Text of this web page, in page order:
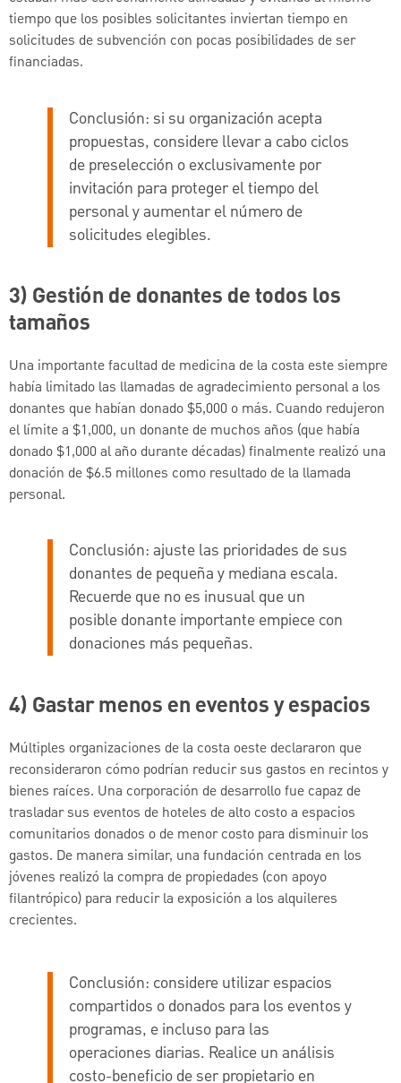
tiempo que los posibles solicitantes inviertan tiempo en
solicitudes de subvención con pocas posibilidades de ser
financiadas.
Conclusión: si su organización acepta
propuestas, considere llevar a cabo ciclos
de preselección o exclusivamente por
invitación para proteger el tiempo del
personal y aumentar el número de
solicitudes elegibles.
3) Gestión de donantes de todos los
tamaños
Una importante facultad de medicina de la costa este siempre
había limitado las llamadas de agradecimiento personal a los
donantes que habían donado $5,000 o más. Cuando redujeron
el límite a $1,000, un donante de muchos años (que había
donado $1,000 al año durante décadas) finalmente realizó una
donación de $6.5 millones como resultado de la llamada
personal.
Conclusión: ajuste las prioridades de sus
donantes de pequeña y mediana escala.
Recuerde que no es inusual que un
posible donante importante empiece con
donaciones más pequeñas.
4) Gastar menos en eventos y espacios
Múltiples organizaciones de la costa oeste declararon que
reconsideraron cómo podrían reducir sus gastos en recintos y
bienes raíces. Una corporación de desarrollo fue capaz de
trasladar sus eventos de hoteles de alto costo a espacios
comunitarios donados o de menor costo para disminuir los
gastos. De manera similar, una fundación centrada en los
jóvenes realizó la compra de propiedades (con apoyo
filantrópico) para reducir la exposición a los alquileres
crecientes.
Conclusión: considere utilizar espacios
compartidos o donados para los eventos y
programas, e incluso para las
operaciones diarias. Realice un análisis
costo-beneficio de ser propietario en